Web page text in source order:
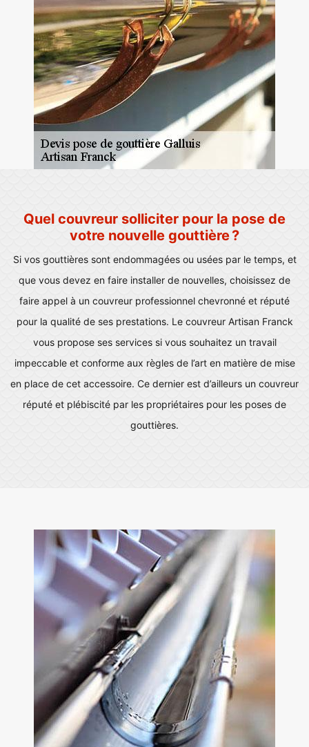
Quel couvreur solliciter pour la pose de
votre nouvelle gouttière ?
Si vos gouttières sont endommagées ou usées par le temps, et
que vous devez en faire installer de nouvelles, choisissez de
faire appel à un couvreur professionnel chevronné et réputé
pour la qualité de ses prestations. Le couvreur Artisan Franck
vous propose ses services si vous souhaitez un travail
impeccable et conforme aux règles de l’art en matière de mise
en place de cet accessoire. Ce dernier est d’ailleurs un couvreur
réputé et plébiscité par les propriétaires pour les poses de
gouttières.